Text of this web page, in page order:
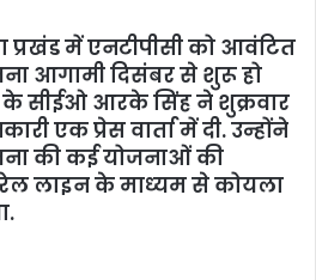
प्रखंड में एनटीपीसी को आवंटित
आगामी दिसंबर से शुरू हो
के सीईओ आरके सिंह ने शुक्रवार
एक प्रेस वार्ता में दी. उन्होंने
की कई योजनाओं की
रेल लाइन के माध्‍यम से कोयला